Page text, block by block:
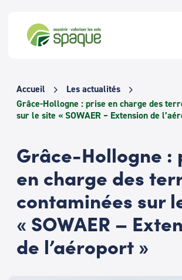
contenu
Accueil
Les actualités
Grâce-Hollogne : prise en charge des
sur le site « SOWAER – Extension de
Grâce-Hollogne :
en charge des
contaminées sur
« SOWAER –
de l’aéroport »